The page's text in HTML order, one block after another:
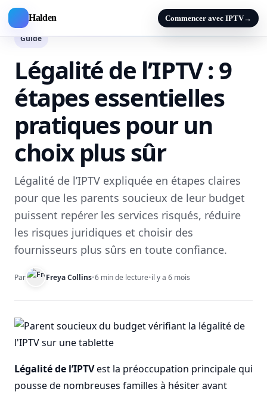
Halden Commencer avec IPTV→
Guide
Légalité de l’IPTV : 9
étapes essentielles
pratiques pour un
choix plus sûr
Légalité de l’IPTV expliquée en étapes claires
pour que les parents soucieux de leur budget
puissent repérer les services risqués, réduire
les risques juridiques et choisir des
fournisseurs plus sûrs en toute confiance.
Par Freya Collins•6 min de lecture•il y a 6 mois
Légalité de l’IPTVest la préoccupation principale qui
pousse de nombreuses familles à hésiter avant